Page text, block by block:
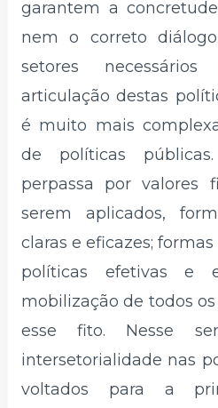
garantem a
nem o correto
setores
articulação destas
é muito mais
de políticas
perpassa por valores
serem aplicados,
claras e eficazes;
políticas efetivas e
mobilização de todos
esse fito. Nesse
intersetorialidade nas
voltados para a